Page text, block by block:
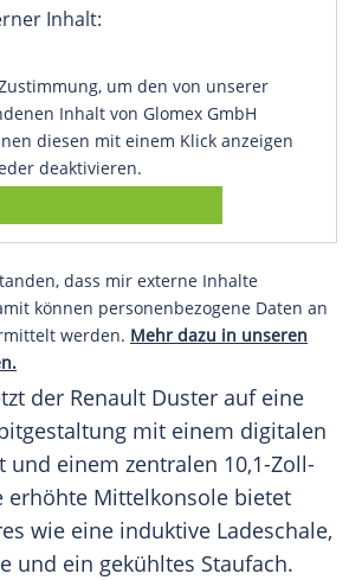
Inhalt:
um den von unserer
Inhalt von Glomex GmbH
diesen mit einem Klick anzeigen
deaktivieren.
dass mir externe Inhalte
können personenbezogene Daten an
werden. Mehr dazu in unseren
der Renault Duster auf eine
mit einem digitalen
einem zentralen 10,1-Zoll-
erhöhte Mittelkonsole bietet
wie eine induktive Ladeschale,
und ein gekühltes Staufach.